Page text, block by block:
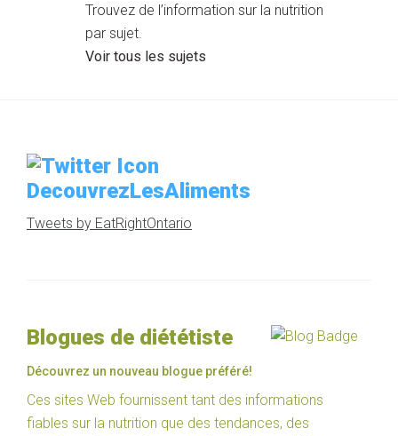
Trouvez de l’information sur la nutrition
par sujet.
Voir tous les sujets
DecouvrezLesAliments
Tweets by EatRightOntario
Blogues de diététiste
Découvrez un nouveau blogue préféré!
Ces sites Web fournissent tant des informations
fiables sur la nutrition que des tendances, des